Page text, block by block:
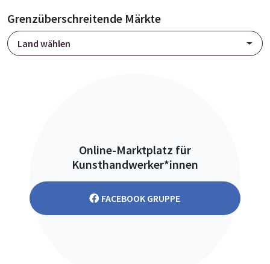
Grenzüberschreitende Märkte
Land wählen
Online-Marktplatz für
Kunsthandwerker*innen
FACEBOOK GRUPPE